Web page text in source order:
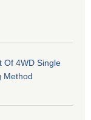
Of 4WD Single
Method